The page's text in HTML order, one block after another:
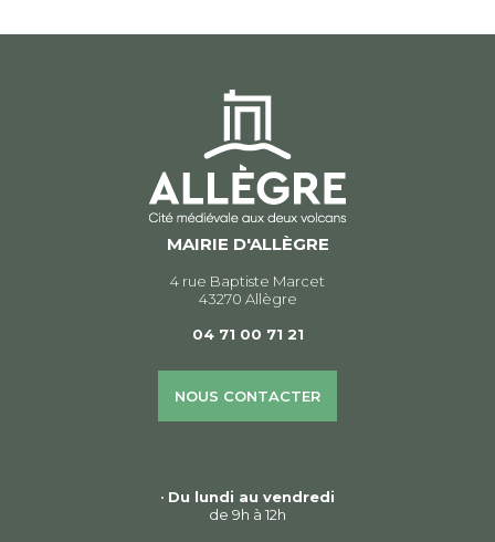
l’article
MAIRIE D'ALLÈGRE
4 rue Baptiste Marcet
43270 Allègre
04 71 00 71 21
NOUS CONTACTER
• Du lundi au vendredi
de 9h à 12h